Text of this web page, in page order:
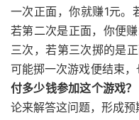
一次正面，你就赚1元。
若第二次是正面，你便
三次，若第三次掷的是
可能掷一次游戏便结束，
付多少钱参加这个游戏？
论来解答这问题，形成预